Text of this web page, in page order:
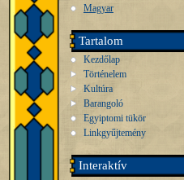
Magyar
Tartalom
Kezdőlap
Történelem
Kultúra
Barangoló
Egyiptomi tükör
Linkgyűjtemény
Interaktív